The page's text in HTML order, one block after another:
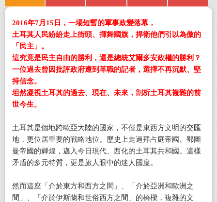
2016年7月15日，一場短暫的軍事政變落幕，
土耳其人民紛紛走上街頭、揮舞國旗，捍衛他們引以為傲的
「民主」。
這究竟是民主自由的勝利，還是總統艾爾多安政權的勝利？
一位過去曾因批評政府遭到革職的記者，選擇不再沉默、堅
持信念。
坦然凝視土耳其的過去、現在、未來，剖析土耳其複雜的前
世今生。
土耳其是個地跨歐亞大陸的國家，不僅是東西方文明的交匯
地，更位居重要的戰略地位。歷史上走過拜占庭帝國、鄂圖
曼帝國的輝煌，邁入今日現代、西化的土耳其共和國。這樣
矛盾的多元特質，更是旅人眼中的迷人國度。
然而這座「介於東方和西方之間」、「介於亞洲和歐洲之
間」、「介於伊斯蘭和世俗西方之間」的橋樑，複雜的文